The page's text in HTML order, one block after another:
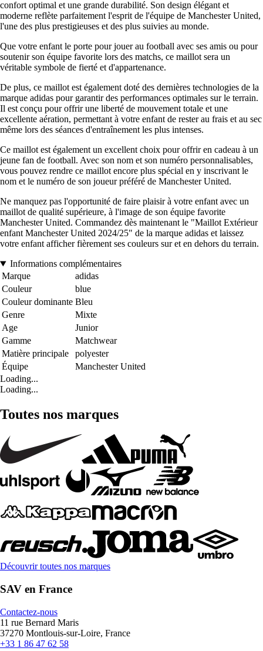
confort optimal et une grande durabilité. Son design élégant et
moderne reflète parfaitement l'esprit de l'équipe de Manchester United,
l'une des plus prestigieuses et des plus suivies au monde.
Que votre enfant le porte pour jouer au football avec ses amis ou pour
soutenir son équipe favorite lors des matchs, ce maillot sera un
véritable symbole de fierté et d'appartenance.
De plus, ce maillot est également doté des dernières technologies de la
marque adidas pour garantir des performances optimales sur le terrain.
Il est conçu pour offrir une liberté de mouvement totale et une
excellente aération, permettant à votre enfant de rester au frais et au sec
même lors des séances d'entraînement les plus intenses.
Ce maillot est également un excellent choix pour offrir en cadeau à un
jeune fan de football. Avec son nom et son numéro personnalisables,
vous pouvez rendre ce maillot encore plus spécial en y inscrivant le
nom et le numéro de son joueur préféré de Manchester United.
Ne manquez pas l'opportunité de faire plaisir à votre enfant avec un
maillot de qualité supérieure, à l'image de son équipe favorite
Manchester United. Commandez dès maintenant le "Maillot Extérieur
enfant Manchester United 2024/25" de la marque adidas et laissez
votre enfant afficher fièrement ses couleurs sur et en dehors du terrain.
Informations complémentaires
Marque
adidas
Couleur
blue
Couleur dominante Bleu
Genre
Mixte
Age
Junior
Gamme
Matchwear
Matière principale
polyester
Équipe
Manchester United
Loading...
Loading...
Toutes nos marques
Découvrir toutes nos marques
SAV en France
Contactez-nous
11 rue Bernard Maris
37270 Montlouis-sur-Loire, France
+33 1 86 47 62 58